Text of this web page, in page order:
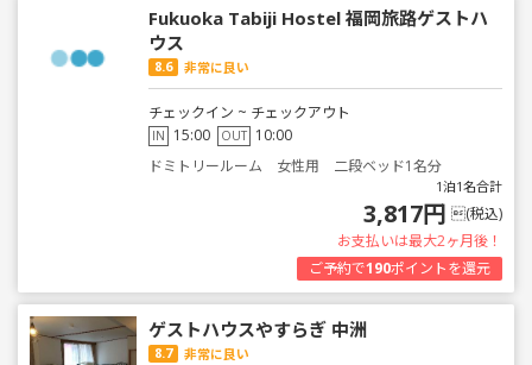
Fukuoka Tabiji Hostel 福岡旅路ゲストハ
ウス
8.6 非常に良い
チェックイン ~ チェックアウト
IN 15:00 OUT 10:00
ドミトリールーム 女性用 二段ベッド1名分
1泊1名合計
3,817円 (税込)
お支払いは最大2ヶ月後！
ご予約で190ポイントを還元
ゲストハウスやすらぎ 中洲
8.7 非常に良い